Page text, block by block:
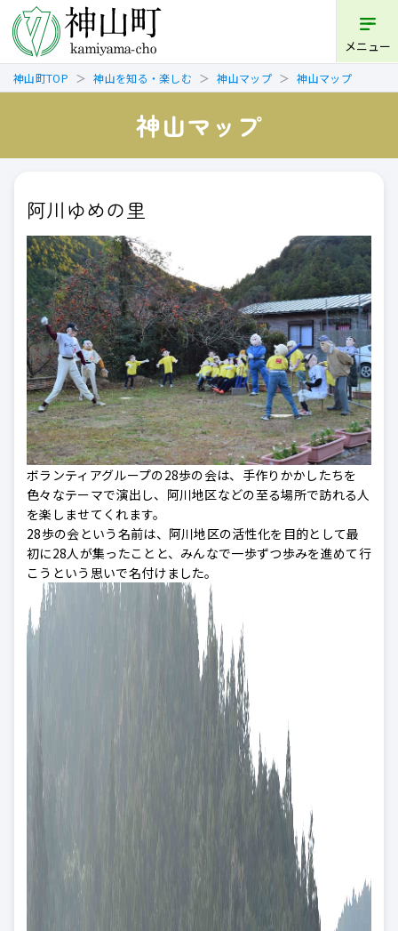
メニュー
神山町TOP 神山を知る・楽しむ 神山マップ 神山マップ
神山マップ
阿川ゆめの里
ボランティアグループの28歩の会は、手作りかかしたちを
色々なテーマで演出し、阿川地区などの至る場所で訪れる人
を楽しませてくれます。
28歩の会という名前は、阿川地区の活性化を目的として最
初に28人が集ったことと、みんなで一歩ずつ歩みを進めて行
こうという思いで名付けました。